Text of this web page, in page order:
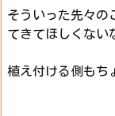
そういった先々の
てきてほしくない
植え付ける側も